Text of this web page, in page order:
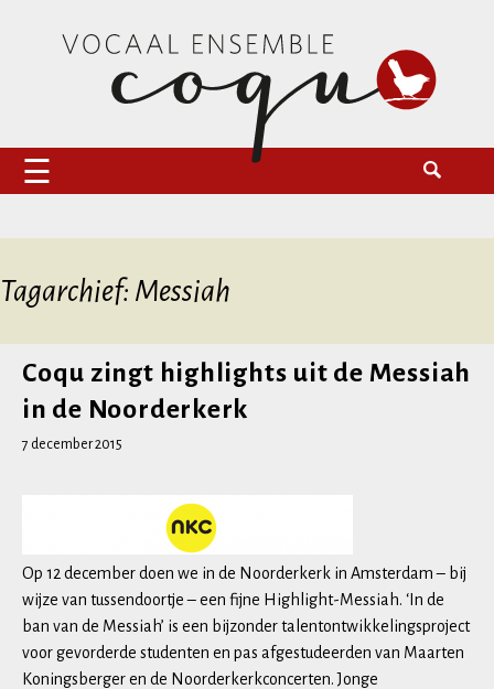
Vocaal Ensemble Coqu
springen
Zoeken
Tagarchief: Messiah
Coqu zingt highlights uit de Messiah
in de Noorderkerk
7 december 2015
Op 12 december doen we in de Noorderkerk in Amsterdam – bij
wijze van tussendoortje – een fijne Highlight-Messiah. ‘In de
ban van de Messiah’ is een bijzonder talentontwikkelingsproject
voor gevorderde studenten en pas afgestudeerden van Maarten
Koningsberger en de Noorderkerkconcerten. Jonge